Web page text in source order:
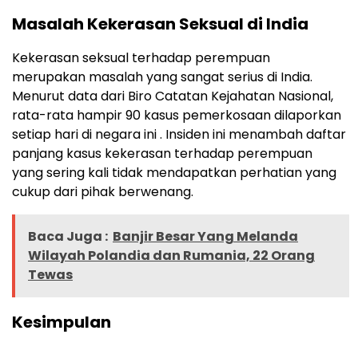
Masalah Kekerasan Seksual di India
Kekerasan seksual terhadap perempuan
merupakan masalah yang sangat serius di India.
Menurut data dari Biro Catatan Kejahatan Nasional,
rata-rata hampir 90 kasus pemerkosaan dilaporkan
setiap hari di negara ini . Insiden ini menambah daftar
panjang kasus kekerasan terhadap perempuan
yang sering kali tidak mendapatkan perhatian yang
cukup dari pihak berwenang.
Baca Juga : Banjir Besar Yang Melanda
Wilayah Polandia dan Rumania, 22 Orang
Tewas
Kesimpulan